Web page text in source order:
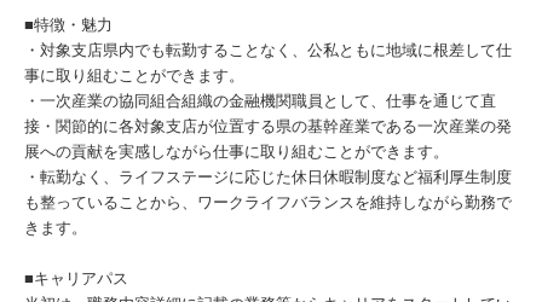
■特徴・魅力
・対象支店県内でも転勤することなく、公私ともに地域に根差して仕
事に取り組むことができます。
・一次産業の協同組合組織の金融機関職員として、仕事を通じて直
接・関節的に各対象支店が位置する県の基幹産業である一次産業の発
展への貢献を実感しながら仕事に取り組むことができます。
・転勤なく、ライフステージに応じた休日休暇制度など福利厚生制度
も整っていることから、ワークライフバランスを維持しながら勤務で
きます。
​■キャリアパス